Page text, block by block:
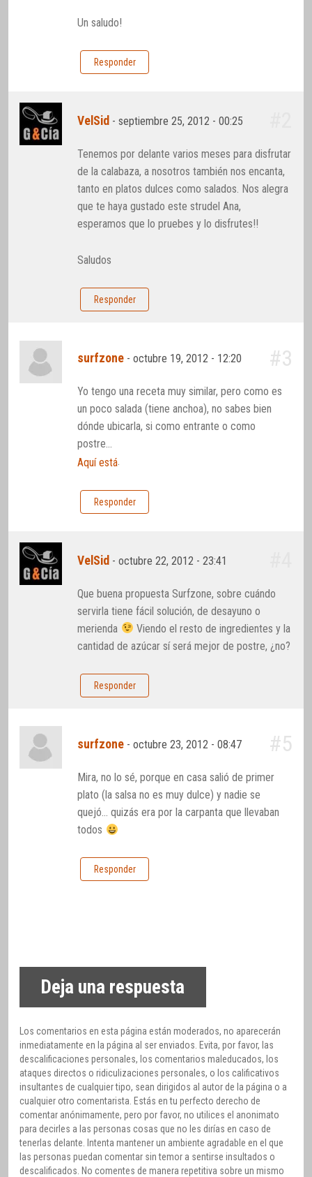
Un saludo!
Responder
VelSid -septiembre 25, 2012 - 00:25
Tenemos por delante varios meses para disfrutar
de la calabaza, a nosotros también nos encanta,
tanto en platos dulces como salados. Nos alegra
que te haya gustado este strudel Ana,
esperamos que lo pruebes y lo disfrutes!!
Saludos
Responder
surfzone -octubre 19, 2012 - 12:20 #3
Yo tengo una receta muy similar, pero como es
un poco salada (tiene anchoa), no sabes bien
dónde ubicarla, si como entrante o como
postre…
Aquí está.
Responder
VelSid -octubre 22, 2012 - 23:41
Que buena propuesta Surfzone, sobre cuándo
servirla tiene fácil solución, de desayuno o
merienda
Viendo el resto de ingredientes y la
cantidad de azúcar sí será mejor de postre, ¿no?
Responder
surfzone -octubre 23, 2012 - 08:47 #5
Mira, no lo sé, porque en casa salió de primer
plato (la salsa no es muy dulce) y nadie se
quejó… quizás era por la carpanta que llevaban
todos
Responder
Deja una respuesta
Los comentarios en esta página están moderados, no aparecerán
inmediatamente en la página al ser enviados. Evita, por favor, las
descalificaciones personales, los comentarios maleducados, los
ataques directos o ridiculizaciones personales, o los calificativos
insultantes de cualquier tipo, sean dirigidos al autor de la página o a
cualquier otro comentarista. Estás en tu perfecto derecho de
comentar anónimamente, pero por favor, no utilices el anonimato
para decirles a las personas cosas que no les dirías en caso de
tenerlas delante. Intenta mantener un ambiente agradable en el que
las personas puedan comentar sin temor a sentirse insultados o
descalificados. No comentes de manera repetitiva sobre un mismo